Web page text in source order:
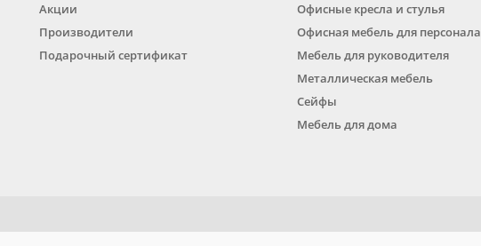
Акции
Производители
Подарочный сертификат
Офисные кресла и стулья
Офисная мебель для персонала
Мебель для руководителя
Металлическая мебель
Сейфы
Мебель для дома